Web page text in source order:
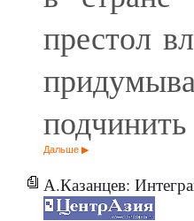
престол
Дальше
А.Казанцев: Интеграция